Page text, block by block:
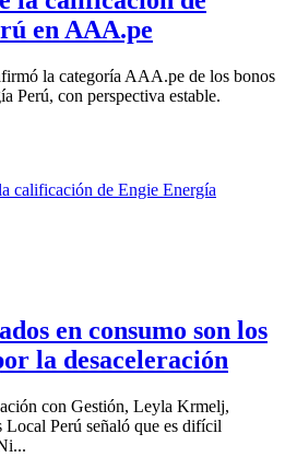
en AAA.pe
la categoría AAA.pe de los bonos
Perú, con perspectiva estable.
en consumo son los
la desaceleración
con Gestión, Leyla Krmelj,
Perú señaló que es difícil